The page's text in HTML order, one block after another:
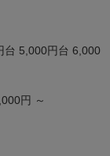
台 5,000円台 6,000
円 ～